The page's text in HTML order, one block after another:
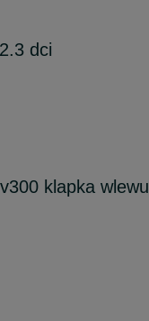
dci
klapka wlewu